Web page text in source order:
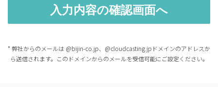
* 弊社からのメールは @bijin-co.jp、@cloudcasting.jpドメインのアドレスか
ら送信されます。このドメインからのメールを受信可能にご設定ください。